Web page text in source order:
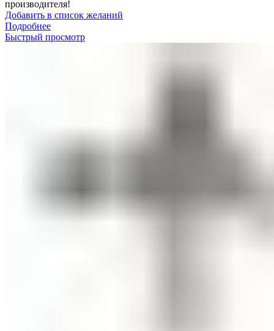
производителя!
Добавить в список желаний
Подробнее
Быстрый просмотр